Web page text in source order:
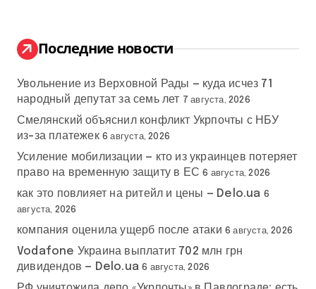
:
Последние новости
Увольнение из Верховной Рады — куда исчез 71
народный депутат за семь лет 7 августа, 2026
Смелянский объяснил конфликт Укрпочты с НБУ
из-за платежек 6 августа, 2026
Усиление мобилизации — кто из украинцев потеряет
право на временную защиту в ЕС 6 августа, 2026
как это повлияет на ритейл и цены — Delo.ua 6
августа, 2026
компания оценила ущерб после атаки 6 августа, 2026
Vodafone Украина выплатит 702 млн грн
дивидендов — Delo.ua 6 августа, 2026